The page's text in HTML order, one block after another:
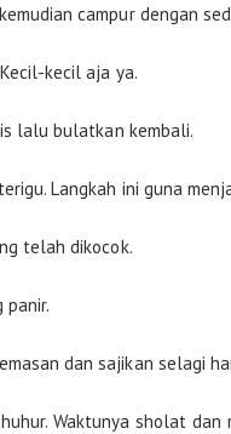
campur dengan
kecil aja ya.
lalu bulatkan kembali.
Langkah ini guna
telah dikocok.
panir.
dan sajikan selagi
Waktunya sholat